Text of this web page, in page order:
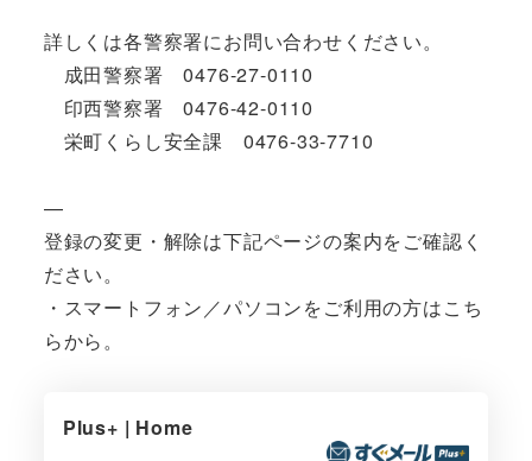
詳しくは各警察署にお問い合わせください。
成田警察署 0476-27-0110
印西警察署 0476-42-0110
栄町くらし安全課 0476-33-7710
—
登録の変更・解除は下記ページの案内をご確認く
ださい。
・スマートフォン／パソコンをご利用の方はこち
らから。
Plus+ | Home